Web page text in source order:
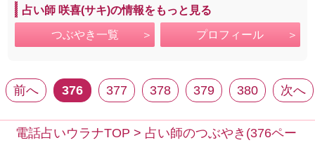
占い師 咲喜(サキ)の情報をもっと見る
つぶやき一覧 プロフィール
前へ 376 377 378 379 380 次へ
電話占いウラナTOP > 占い師のつぶやき(376ペー